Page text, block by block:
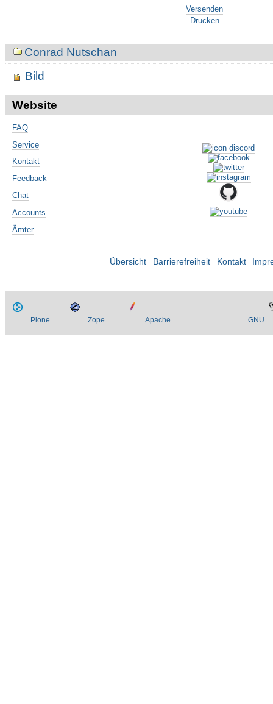
Versenden
Drucken
NavigationConrad Nutschan
Bild
Website
FAQ
Service
Kontakt
Feedback
Chat
Accounts
Ämter
Übersicht Barrierefreiheit Kontakt
Plone Zope Apache GNU